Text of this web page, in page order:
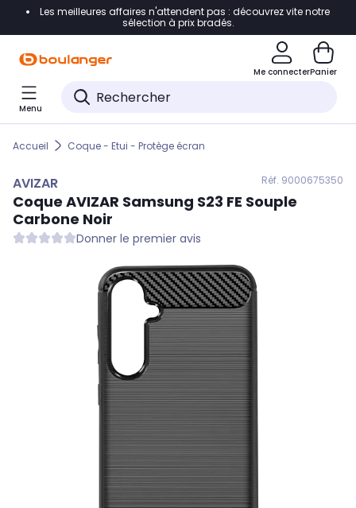
Accéder directement à la navigation
Accéder directement au pied de page
Accéder directement au chatbot
Les meilleures affaires n'attendent pas : découvrez vite notre
sélection à prix bradés.
Me connecterPanier
Menu
Accueil Coque - Etui - Protège écran
AVIZAR Réf. 9000675350
Coque AVIZAR Samsung S23 FE Souple
Carbone Noir
Donner le premier avis